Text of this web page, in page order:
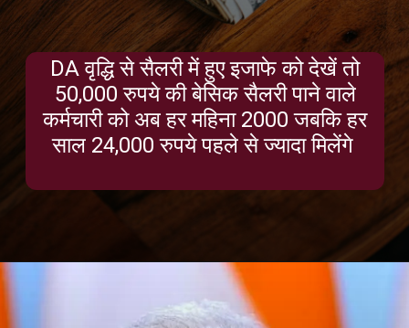
DA वृद्धि से सैलरी में हुए इजाफे को देखें तो
50,000 रुपये की बेसिक सैलरी पाने वाले
कर्मचारी को अब हर महिना 2000 जबकि हर
साल 24,000 रुपये पहले से ज्यादा मिलेंगे